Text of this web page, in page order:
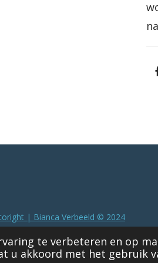
te verbeteren en op
u akkoord met het gebruik
| Bianca Verbeeld © 2024